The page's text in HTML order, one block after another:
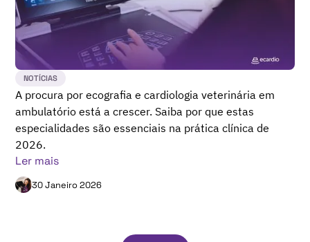
NOTÍCIAS
A procura por ecografia e cardiologia veterinária em
ambulatório está a crescer. Saiba por que estas
especialidades são essenciais na prática clínica de
2026.
Ler mais
30 Janeiro 2026